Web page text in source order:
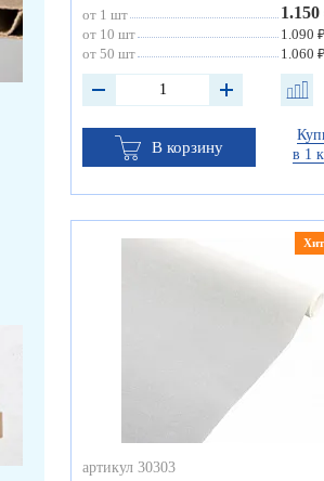
от 1 шт 1.150
от 10 шт
1.090 ₽
от 50 шт
1.060 ₽
В корзину
в 1
артикул 30303